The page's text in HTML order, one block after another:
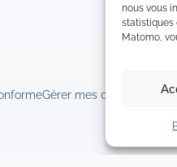
nous vous
statistiques
Matomo,
Gérer mes cookies